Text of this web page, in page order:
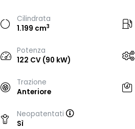
Cilindrata
1.199 cm3
Potenza
122 CV (90 kW)
Trazione
Anteriore
Neopatentati
Sì